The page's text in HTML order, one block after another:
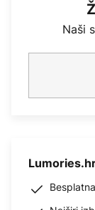
Naši